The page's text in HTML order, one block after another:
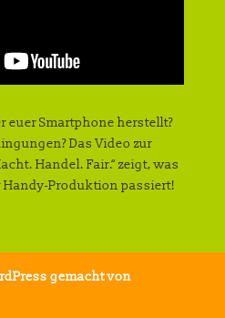
euer Smartphone herstellt?
Das Video zur
Handel. Fair.“ zeigt, was
Produktion passiert!
gemacht von